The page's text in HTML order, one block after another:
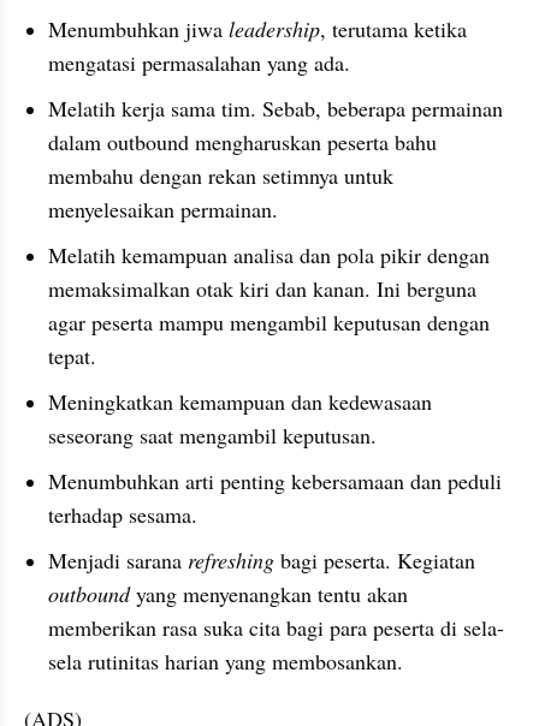
Menumbuhkan jiwa leadership, terutama ketika
mengatasi permasalahan yang ada.
Melatih kerja sama tim. Sebab, beberapa permainan
dalam outbound mengharuskan peserta bahu
membahu dengan rekan setimnya untuk
menyelesaikan permainan.
Melatih kemampuan analisa dan pola pikir dengan
memaksimalkan otak kiri dan kanan. Ini berguna
agar peserta mampu mengambil keputusan dengan
tepat.
Meningkatkan kemampuan dan kedewasaan
seseorang saat mengambil keputusan.
Menumbuhkan arti penting kebersamaan dan peduli
terhadap sesama.
Menjadi sarana refreshing
outbound yang menyenangkan tentu akan
memberikan rasa suka cita bagi para peserta di sela-
sela rutinitas harian yang membosankan.
(ADS)